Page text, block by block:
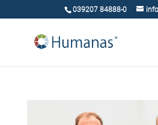
039207 84888-0